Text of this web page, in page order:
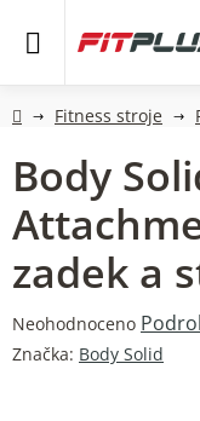
DomůFitness stroje
Body
zadek a
Průměrné
hodnocení
Neohodnoceno
Značka: Body Solid